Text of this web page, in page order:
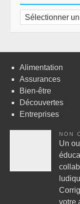
Archives
Alimentation
Assurances
Bien-être
Découvertes
Entreprises
NON
Un
votre